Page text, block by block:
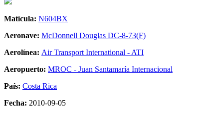
Matícula: N604BX
Aeronave: McDonnell Douglas DC-8-73(F)
Aerolínea: Air Transport International - ATI
Aeropuerto: MROC - Juan Santamaría Internacional
País: Costa Rica
Fecha: 2010-09-05